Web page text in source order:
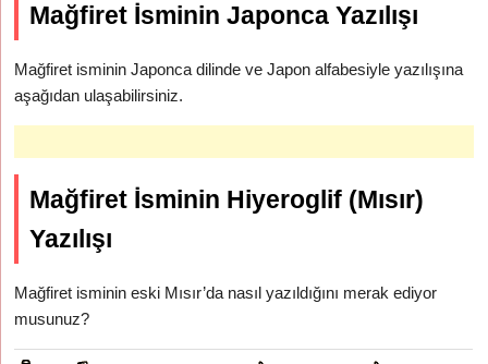
Mağfiret İsminin Japonca Yazılışı
Mağfiret isminin Japonca dilinde ve Japon alfabesiyle yazılışına
aşağıdan ulaşabilirsiniz.
Mağfiret İsminin Hiyeroglif (Mısır)
Yazılışı
Mağfiret isminin eski Mısır’da nasıl yazıldığını merak ediyor
musunuz?